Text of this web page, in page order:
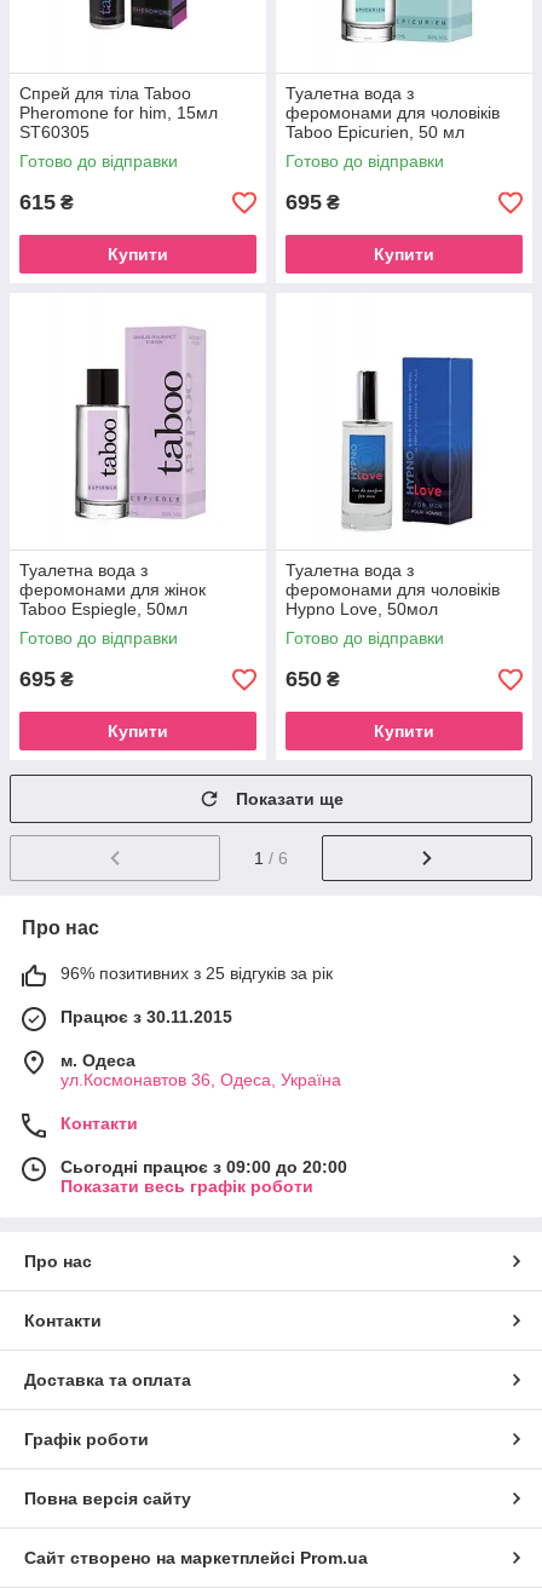
Спрей для тіла Taboo
Pheromone for him, 15мл
ST60305
Готово до відправки
615 ₴
Купити
Туалетна вода з
феромонами для чоловіків
Taboo Epicurien, 50 мл
ST60321
Готово до відправки
695 ₴
Купити
Туалетна вода з
феромонами для жінок
Taboo Espiegle, 50мл
ST60322
Готово до відправки
695 ₴
Купити
Туалетна вода з
феромонами для чоловіків
Hypno Love, 50мол
Готово до відправки
650 ₴
Купити
Показати ще
1 / 6
Про нас
96% позитивних з 25 відгуків за рік
Працює з 30.11.2015
м. Одеса
ул.Космонавтов 36, Одеса, Україна
Контакти
Сьогодні працює з 09:00 до 20:00
Показати весь графік роботи
Про нас
Контакти
Доставка та оплата
Графік роботи
Повна версія сайту
Сайт створено на маркетплейсі Prom.ua